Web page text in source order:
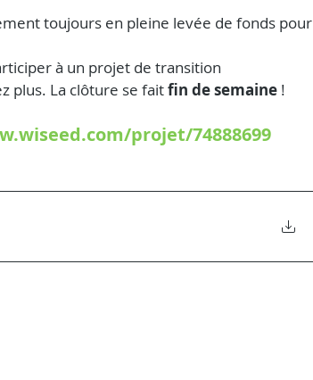
toujours en pleine levée de fonds pour
à un projet de transition
plus. La clôture se fait fin de semaine !
projet/74888699